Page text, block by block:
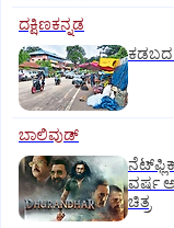
ದಕ್ಷಿಣಕನ್ನಡ
ಕಡಬದ
ಬಾಲಿವುಡ್‌
ವರ್ಷ
ಚಿತ್ರ